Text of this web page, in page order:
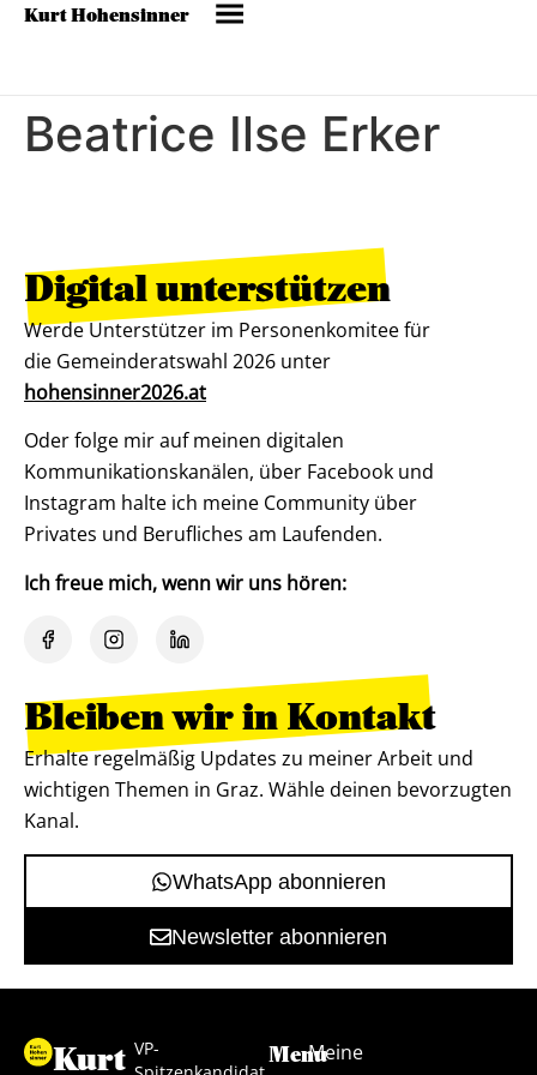
Kurt Hohensinner
Beatrice Ilse Erker
Digital unterstützen
Werde Unterstützer im Personenkomitee für
die Gemeinderatswahl 2026 unter
hohensinner2026.at
Oder folge mir auf meinen digitalen
Kommunikationskanälen, über Facebook und
Instagram halte ich meine Community über
Privates und Berufliches am Laufenden.
Ich freue mich, wenn wir uns hören:
Bleiben wir in Kontakt
Erhalte regelmäßig Updates zu meiner Arbeit und
wichtigen Themen in Graz. Wähle deinen bevorzugten
Kanal.
WhatsApp abonnieren
Newsletter abonnieren
Kurt VP-
MenuMeine